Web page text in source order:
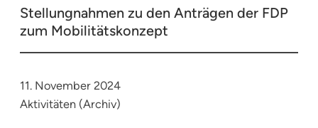
Stellungnahmen zu den Anträgen der FDP
zum Mobilitätskonzept
11. November 2024
Aktivitäten (Archiv)